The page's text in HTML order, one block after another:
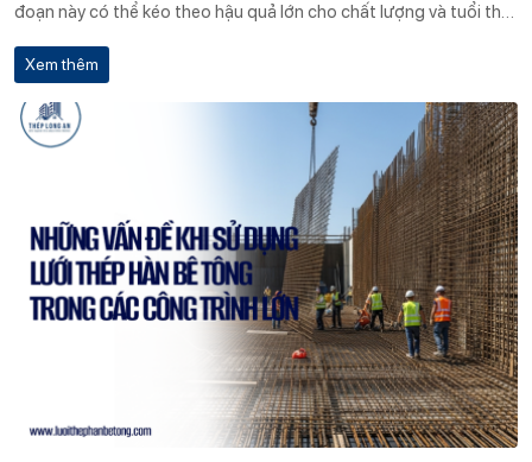
đoạn này có thể kéo theo hậu quả lớn cho chất lượng và tuổi thọ
công trình. Chủ đầu tư, nhà thầu cần nâng cao nhận thức, đầu tư
kho bãi đúng chuẩn và lựa chọn nhà cung cấp uy tín như Thép
Long An để đảm bảo hiệu quả sử dụng vật liệu ở mức cao nhất.
Xem thêm